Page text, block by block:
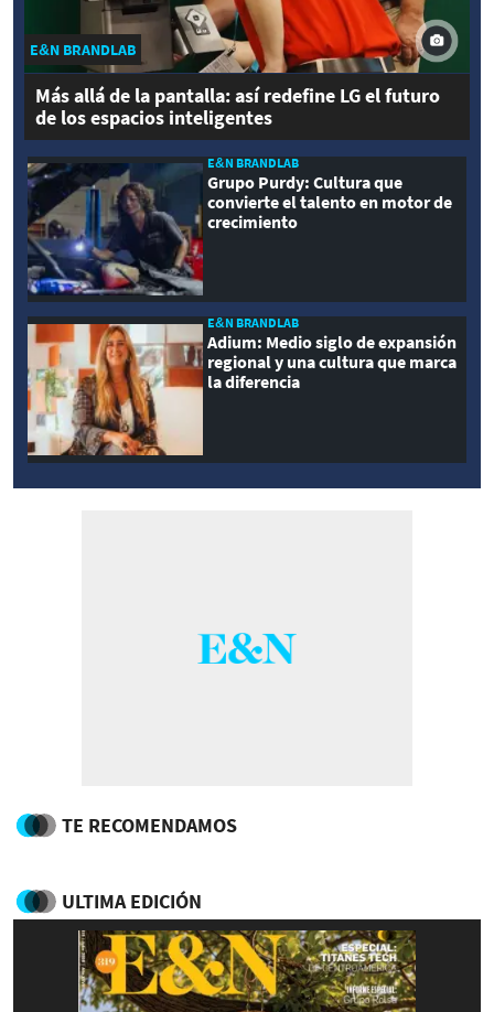
E&N BRANDLAB
Más allá de la pantalla: así redefine LG el futuro
de los espacios inteligentes
E&N BRANDLAB
Grupo Purdy: Cultura que
convierte el talento en motor de
crecimiento
E&N BRANDLAB
Adium: Medio siglo de expansión
regional y una cultura que marca
la diferencia
TE RECOMENDAMOS
ULTIMA EDICIÓN